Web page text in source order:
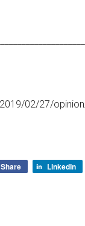
02/27/
Share LinkedIn